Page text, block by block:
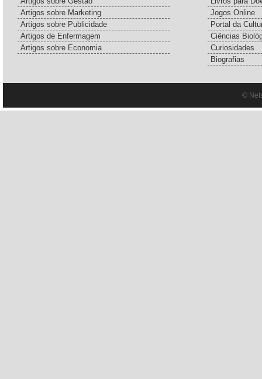
Artigos sobre Marketing
Artigos sobre Publicidade
Artigos de Enfermagem
Artigos sobre Economia
Jogos Online
Portal da
Ciências
Curiosidades
Biografias
©